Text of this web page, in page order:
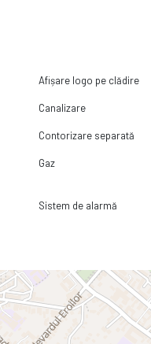
Afișare logo pe clădire
Canalizare
Contorizare separată
Gaz
Sistem de alarmă